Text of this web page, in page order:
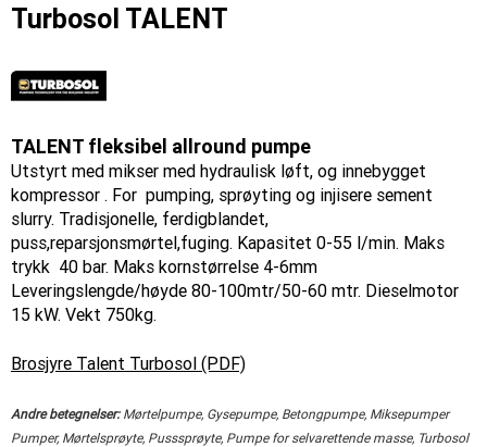
Turbosol TALENT
TALENT fleksibel allround pumpe
Utstyrt med mikser med hydraulisk løft, og innebygget
kompressor . For pumping, sprøyting og injisere sement
slurry. Tradisjonelle, ferdigblandet,
puss,reparsjonsmørtel,fuging. Kapasitet 0-55 l/min. Maks
trykk 40 bar. Maks kornstørrelse 4-6mm
Leveringslengde/høyde 80-100mtr/50-60 mtr. Dieselmotor
15 kW. Vekt 750kg.
Brosjyre Talent Turbosol (PDF)
Andre betegnelser:Mørtelpumpe, Gysepumpe, Betongpumpe, Miksepumper
Pumper, Mørtelsprøyte, Pusssprøyte, Pumpe for selvarettende masse, Turbosol